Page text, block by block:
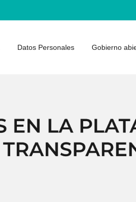
Datos Personales Gobierno